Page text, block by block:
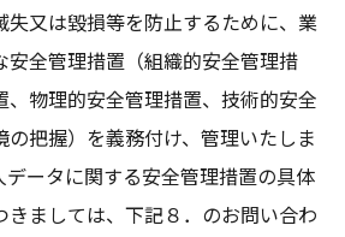
失又は毀損等を防止するために、業
安全管理措置（組織的安全管理措
、物理的安全管理措置、技術的安全
把握）を義務付け、管理いたしま
データに関する安全管理措置の具体
きましては、下記８．のお問い合わ